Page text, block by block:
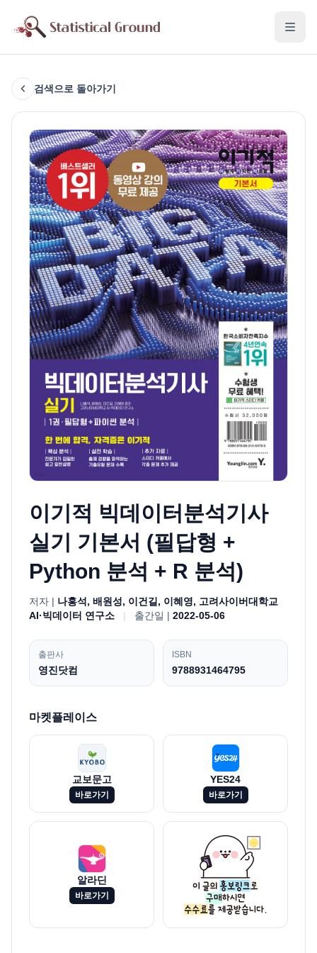
검색으로 돌아가기
이기적 빅데이터분석기사
실기 기본서 (필답형 +
Python 분석 + R 분석)
저자 | 나홍석, 배원성, 이건길, 이혜영, 고려사이버대학교
AI·빅데이터 연구소
| 출간일 | 2022-05-06
출판사
영진닷컴
ISBN
9788931464795
마켓플레이스
교보문고
바로가기
YES24
바로가기
알라딘
바로가기